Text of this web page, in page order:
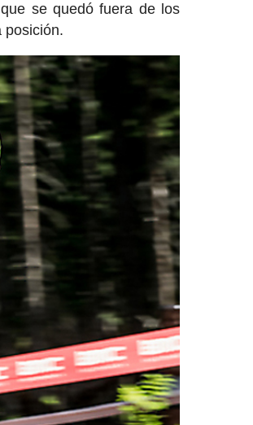
se quedó fuera de los
posición.